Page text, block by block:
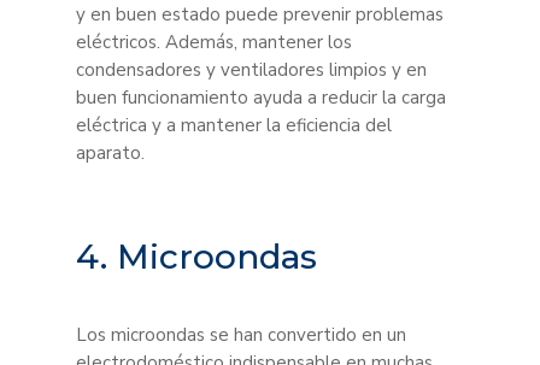
y en buen estado puede prevenir problemas
eléctricos. Además, mantener los
condensadores y ventiladores limpios y en
buen funcionamiento ayuda a reducir la carga
eléctrica y a mantener la eficiencia del
aparato.
4. Microondas
Los microondas se han convertido en un